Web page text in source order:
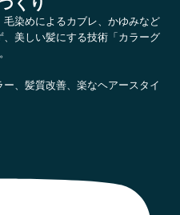
染めによるカブレ、かゆみなど
美しい髪にする技術「カラーグ
、髪質改善、楽なヘアースタイ